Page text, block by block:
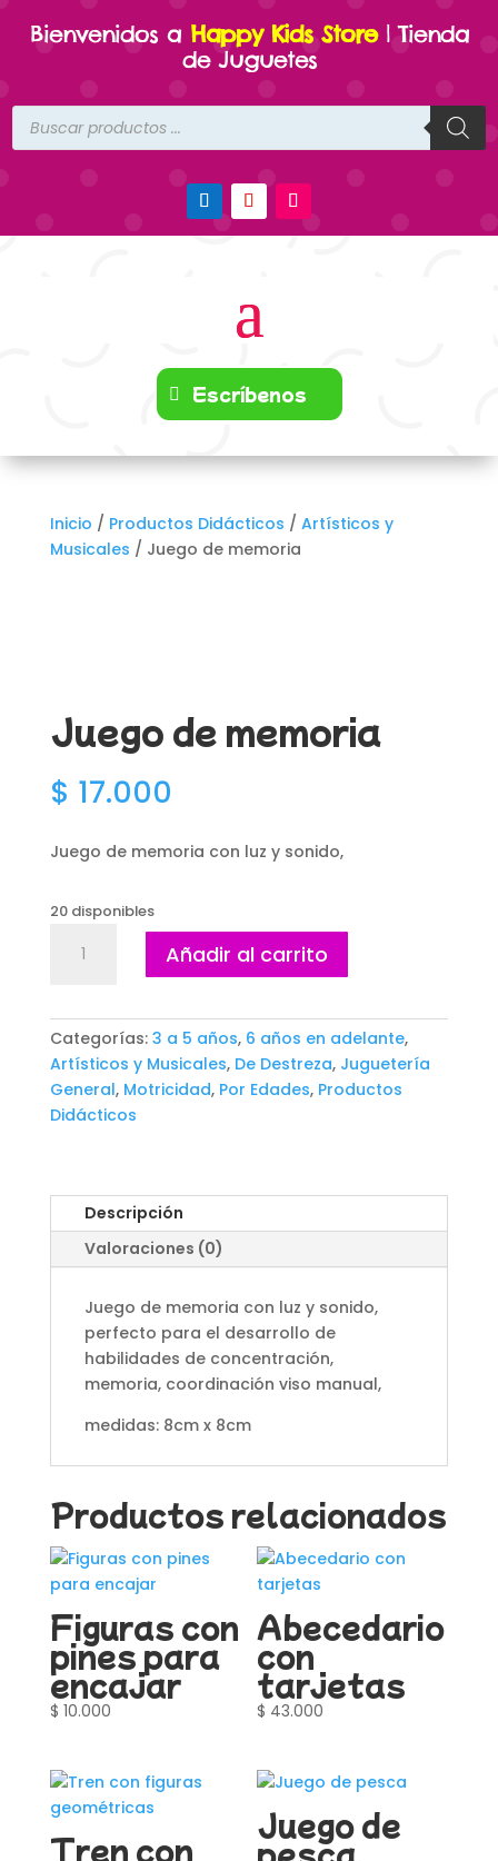
Bienvenidos a Happy Kids Store| Tienda
de Juguetes
Búsqueda
productos
Escríbenos
Inicio / Productos Didácticos / Artísticos y
Musicales / Juego de memoria
Juego de memoria
$ 17.000
Juego de memoria con luz y sonido,
20 disponibles
Añadir al carrito
Categorías: 3 a 5 años, 6 años en adelante,
Artísticos y Musicales, De Destreza, Juguetería
General, Motricidad, Por Edades, Productos
Didácticos
Descripción
Valoraciones (0)
Juego de memoria con luz y sonido,
perfecto para el desarrollo de
habilidades de concentración,
memoria, coordinación viso manual,
medidas: 8cm x 8cm
Productos relacionados
Figuras con
pines para
encajar
$ 10.000
Abecedario
con
tarjetas
$ 43.000
Tren con
Juego de